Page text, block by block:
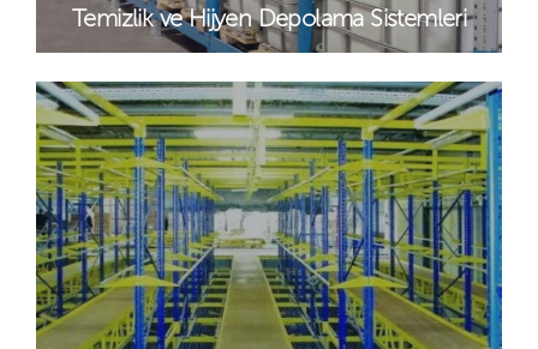
Temizlik ve Hijyen Depolama Sistemleri